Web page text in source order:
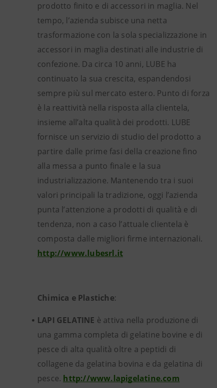
prodotto finito e di accessori in maglia. Nel
tempo, l’azienda subisce una netta
trasformazione con la sola specializzazione in
accessori in maglia destinati alle industrie di
confezione. Da circa 10 anni, LUBE ha
continuato la sua crescita, espandendosi
sempre più sul mercato estero. Punto di forza
è la reattività nella risposta alla clientela,
insieme all’alta qualità dei prodotti. LUBE
fornisce un servizio di studio del prodotto a
partire dalle prime fasi della creazione fino
alla messa a punto finale e la sua
industrializzazione. Mantenendo tra i suoi
valori principali la tradizione, oggi l’azienda
punta l’attenzione a prodotti di qualità e di
tendenza, non a caso l’attuale clientela è
composta dalle migliori firme internazionali.
http://www.lubesrl.it
Chimica e Plastiche:
LAPI GELATINE è attiva nella produzione di
una gamma completa di gelatine bovine e di
pesce di alta qualità oltre a peptidi di
collagene da gelatina bovina e da gelatina di
pesce. http://www.lapigelatine.com